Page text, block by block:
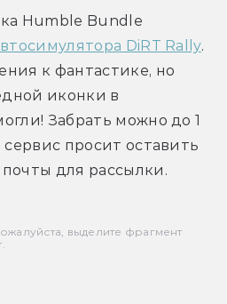
Humble Bundle
DiRT Rally.
к фантастике, но
иконки в
Забрать можно до 1
сервис просит оставить
для рассылки.
выделите фрагмент